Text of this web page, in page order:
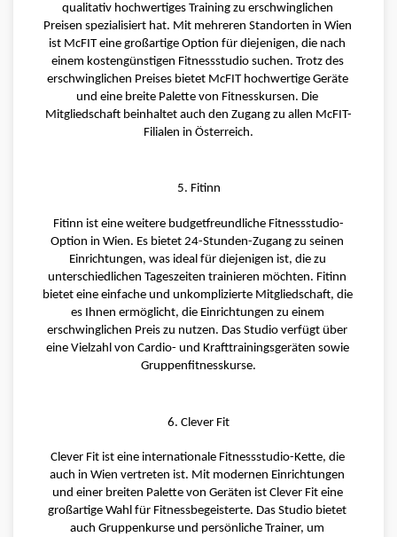
qualitativ hochwertiges Training zu erschwinglichen
Preisen spezialisiert hat. Mit mehreren Standorten in Wien
ist McFIT eine großartige Option für diejenigen, die nach
einem kostengünstigen Fitnessstudio suchen. Trotz des
erschwinglichen Preises bietet McFIT hochwertige Geräte
und eine breite Palette von Fitnesskursen. Die
Mitgliedschaft beinhaltet auch den Zugang zu allen McFIT-
Filialen in Österreich.
5. Fitinn
Fitinn ist eine weitere budgetfreundliche Fitnessstudio-
Option in Wien. Es bietet 24-Stunden-Zugang zu seinen
Einrichtungen, was ideal für diejenigen ist, die zu
unterschiedlichen Tageszeiten trainieren möchten. Fitinn
bietet eine einfache und unkomplizierte Mitgliedschaft, die
es Ihnen ermöglicht, die Einrichtungen zu einem
erschwinglichen Preis zu nutzen. Das Studio verfügt über
eine Vielzahl von Cardio- und Krafttrainingsgeräten sowie
Gruppenfitnesskurse.
6. Clever Fit
Clever Fit ist eine internationale Fitnessstudio-Kette, die
auch in Wien vertreten ist. Mit modernen Einrichtungen
und einer breiten Palette von Geräten ist Clever Fit eine
großartige Wahl für Fitnessbegeisterte. Das Studio bietet
auch Gruppenkurse und persönliche Trainer, um